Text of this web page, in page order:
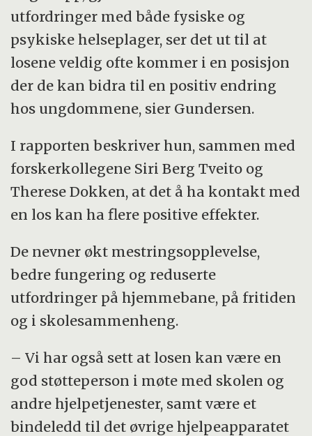
takle og løse ulike utfordringer som har
gjort det vanskelig for dem å følge
ordinært skoleløp.
utfordringer med både fysiske og
psykiske helseplager, ser det ut til at
losene veldig ofte kommer i en posisjon
der de kan bidra til en positiv endring
hos ungdommene, sier Gundersen.
I rapporten beskriver hun, sammen med
forskerkollegene Siri Berg Tveito og
Therese Dokken, at det å ha kontakt med
en los kan ha flere positive effekter.
De nevner økt mestringsopplevelse,
bedre fungering og reduserte
utfordringer på hjemmebane, på fritiden
og i skolesammenheng.
– Vi har også sett at losen kan være en
god støtteperson i møte med skolen og
andre hjelpetjenester, samt være et
bindeledd til det øvrige hjelpeapparatet